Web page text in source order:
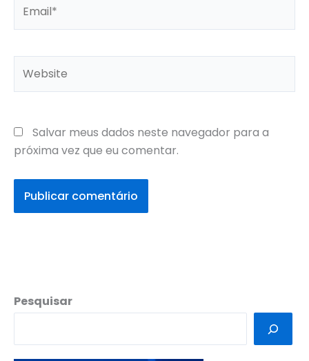
Salvar meus dados neste navegador para a
próxima vez que eu comentar.
Pesquisar